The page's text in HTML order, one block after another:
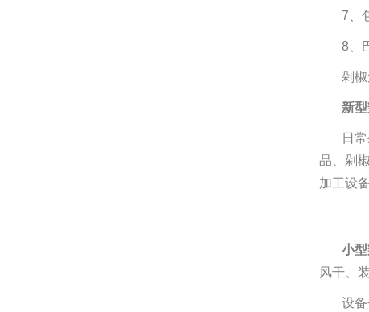
7、
8、
剁
新
日
品、剁
加工设
小
风干、
设